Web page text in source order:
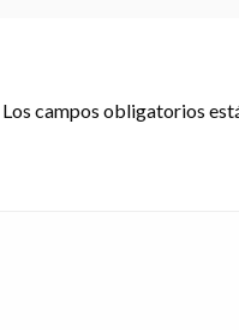
Los campos obligatorios